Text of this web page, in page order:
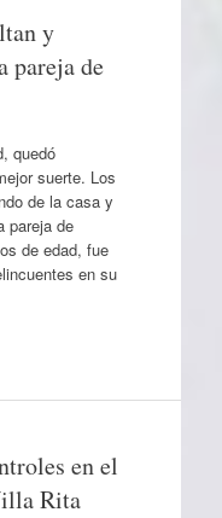
y
pareja de
quedó
suerte. Los
de la casa y
pareja de
de edad, fue
en su
en el
Rita